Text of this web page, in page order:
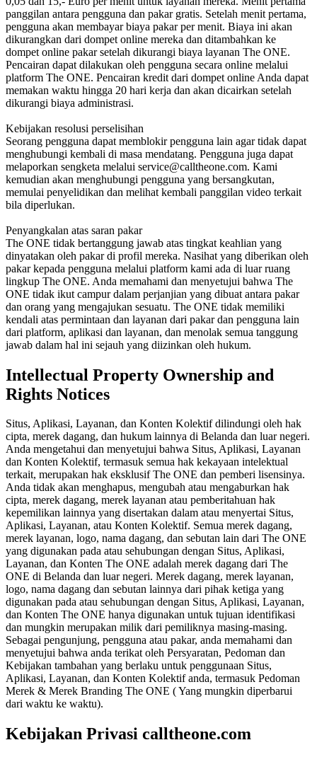
panggilan antara pengguna dan pakar gratis. Setelah menit pertama,
pengguna akan membayar biaya pakar per menit. Biaya ini akan
dikurangkan dari dompet online mereka dan ditambahkan ke
dompet online pakar setelah dikurangi biaya layanan The ONE.
Pencairan dapat dilakukan oleh pengguna secara online melalui
platform The ONE. Pencairan kredit dari dompet online Anda dapat
memakan waktu hingga 20 hari kerja dan akan dicairkan setelah
dikurangi biaya administrasi.
Kebijakan resolusi perselisihan
Seorang pengguna dapat memblokir pengguna lain agar tidak dapat
menghubungi kembali di masa mendatang. Pengguna juga dapat
melaporkan sengketa melalui service@calltheone.com. Kami
kemudian akan menghubungi pengguna yang bersangkutan,
memulai penyelidikan dan melihat kembali panggilan video terkait
bila diperlukan.
Penyangkalan atas saran pakar
The ONE tidak bertanggung jawab atas tingkat keahlian yang
dinyatakan oleh pakar di profil mereka. Nasihat yang diberikan oleh
pakar kepada pengguna melalui platform kami ada di luar ruang
lingkup The ONE. Anda memahami dan menyetujui bahwa The
ONE tidak ikut campur dalam perjanjian yang dibuat antara pakar
dan orang yang mengajukan sesuatu. The ONE tidak memiliki
kendali atas permintaan dan layanan dari pakar dan pengguna lain
dari platform, aplikasi dan layanan, dan menolak semua tanggung
jawab dalam hal ini sejauh yang diizinkan oleh hukum.
Intellectual Property Ownership and
Rights Notices
Situs, Aplikasi, Layanan, dan Konten Kolektif dilindungi oleh hak
cipta, merek dagang, dan hukum lainnya di Belanda dan luar negeri.
Anda mengetahui dan menyetujui bahwa Situs, Aplikasi, Layanan
dan Konten Kolektif, termasuk semua hak kekayaan intelektual
terkait, merupakan hak eksklusif The ONE dan pemberi lisensinya.
Anda tidak akan menghapus, mengubah atau mengaburkan hak
cipta, merek dagang, merek layanan atau pemberitahuan hak
kepemilikan lainnya yang disertakan dalam atau menyertai Situs,
Aplikasi, Layanan, atau Konten Kolektif. Semua merek dagang,
merek layanan, logo, nama dagang, dan sebutan lain dari The ONE
yang digunakan pada atau sehubungan dengan Situs, Aplikasi,
Layanan, dan Konten The ONE adalah merek dagang dari The
ONE di Belanda dan luar negeri. Merek dagang, merek layanan,
logo, nama dagang dan sebutan lainnya dari pihak ketiga yang
digunakan pada atau sehubungan dengan Situs, Aplikasi, Layanan,
dan Konten The ONE hanya digunakan untuk tujuan identifikasi
dan mungkin merupakan milik dari pemiliknya masing-masing.
Sebagai pengunjung, pengguna atau pakar, anda memahami dan
menyetujui bahwa anda terikat oleh Persyaratan, Pedoman dan
Kebijakan tambahan yang berlaku untuk penggunaan Situs,
Aplikasi, Layanan, dan Konten Kolektif anda, termasuk Pedoman
Merek & Merek Branding The ONE ( Yang mungkin diperbarui
dari waktu ke waktu).
Kebijakan Privasi calltheone.com